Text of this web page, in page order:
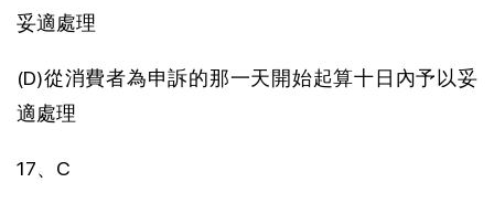
妥適處理
(D)從消費者為申訴的那一天開始起算十日內予以妥
適處理
17、C